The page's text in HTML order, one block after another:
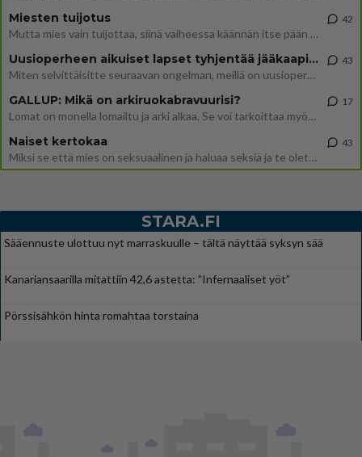
Miesten tuijotus
Mutta mies vain tuijottaa, siinä vaiheessa käännän itse pään pois. Mikä juttu? Yleensä jos joku tuijottaa tai katsoo, hä
42
Uusioperheen aikuiset lapset tyhjentää jääkaapin käydessään
Miten selvittäisitte seuraavan ongelman, meillä on uusioperhe, minulla teini-ikäiset lapset ja puolisolla aikuiset, jotk
43
GALLUP: Mikä on arkiruokabravuurisi?
Lomat on monella lomailtu ja arki alkaa. Se voi tarkoittaa myös sitä, että grillailut on grillattu ja palataan arjen ruo
17
Naiset kertokaa
Miksi se että mies on seksuaalinen ja haluaa seksiä ja te olette hänen mielestänne haluttava on vastenmielistä? Mikä sii
43
STARA.FI
Sääennuste ulottuu nyt marraskuulle – tältä näyttää syksyn sää
Kanariansaarilla mitattiin 42,6 astetta: ”Infernaaliset yöt”
Pörssisähkön hinta romahtaa torstaina